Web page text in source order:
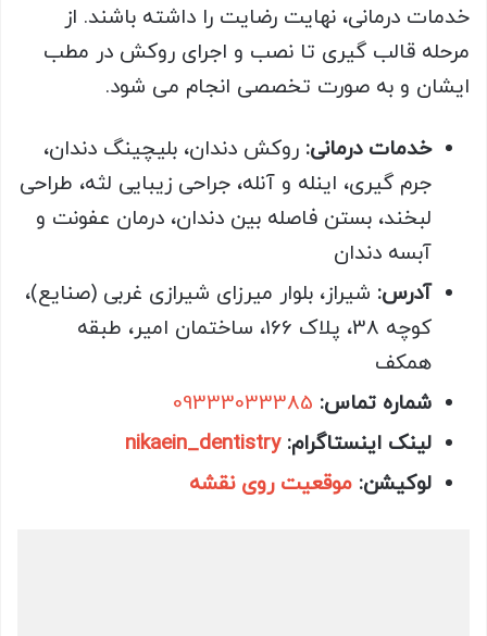
خدمات درمانی، نهایت رضایت را داشته باشند. از
مرحله قالب گیری تا نصب و اجرای روکش در مطب
ایشان و به صورت تخصصی انجام می شود.
خدمات درمانی: روکش دندان، بلیچینگ دندان،
جرم گیری، اینله و آنله، جراحی زیبایی لثه، طراحی
لبخند، بستن فاصله بین دندان، درمان عفونت و
آبسه دندان
آدرس: شیراز، بلوار میرزای شیرازی غربی (صنایع)،
کوچه 38، پلاک 166، ساختمان امیر، طبقه
همکف
شماره تماس: 09333033385
لینک اینستاگرام:nikaein_dentistry
لوکیشن: موقعیت روی نقشه